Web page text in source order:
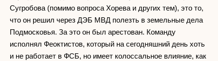
Сугробова (помимо вопроса Хорева и других тем), это то,
что он решил через ДЭБ МВД полезть в земельные дела
Подмосковья. За это он был арестован. Команду
исполнял Феоктистов, который на сегодняшний день хоть
и не работает в ФСБ, но имеет колоссальное влияние, как